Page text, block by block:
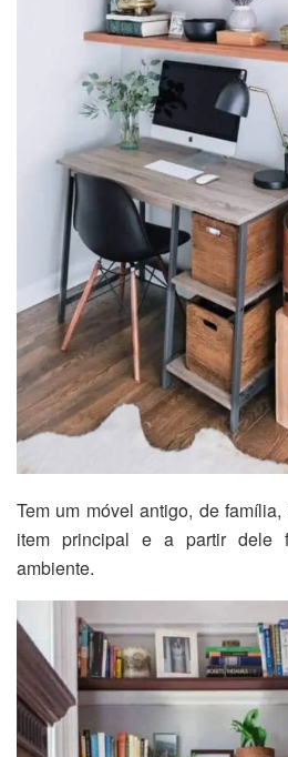
Tem um móvel antigo, de
item principal e a partir dele
ambiente.